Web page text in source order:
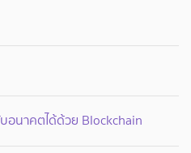
นาคตได้ด้วย Blockchain